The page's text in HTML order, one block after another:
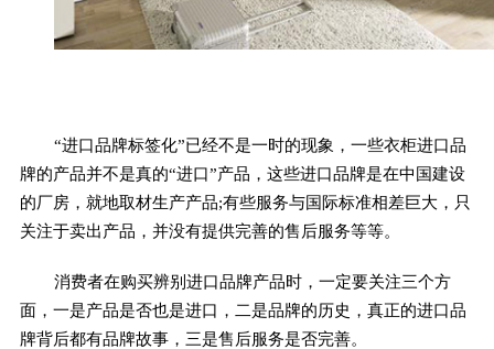
“进口品牌标签化”已经不是一时的现象，一些衣柜进口品
牌的产品并不是真的“进口”产品，这些进口品牌是在中国建设
的厂房，就地取材生产产品;有些服务与国际标准相差巨大，只
关注于卖出产品，并没有提供完善的售后服务等等。
消费者在购买辨别进口品牌产品时，一定要关注三个方
面，一是产品是否也是进口，二是品牌的历史，真正的进口品
牌背后都有品牌故事，三是售后服务是否完善。